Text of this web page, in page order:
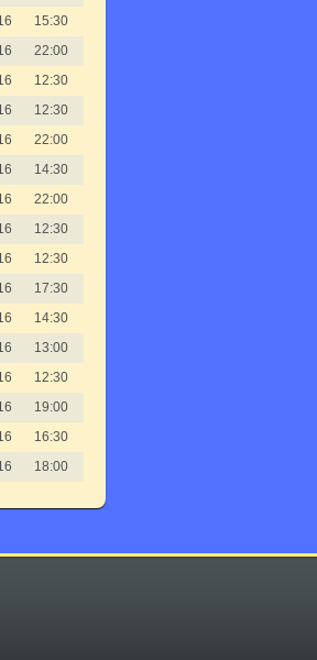
15:30
22:00
12:30
12:30
22:00
14:30
22:00
12:30
12:30
17:30
14:30
13:00
12:30
19:00
16:30
18:00